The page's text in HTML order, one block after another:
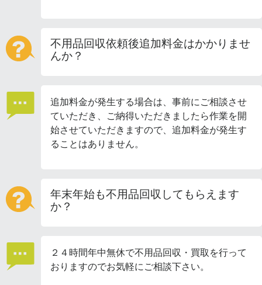
不用品回収依頼後追加料金はかかりませ
んか？
追加料金が発生する場合は、事前にご相談させ
ていただき、ご納得いただきましたら作業を開
始させていただきますので、追加料金が発生す
ることはありません。
年末年始も不用品回収してもらえます
か？
２４時間年中無休で不用品回収・買取を行って
おりますのでお気軽にご相談下さい。